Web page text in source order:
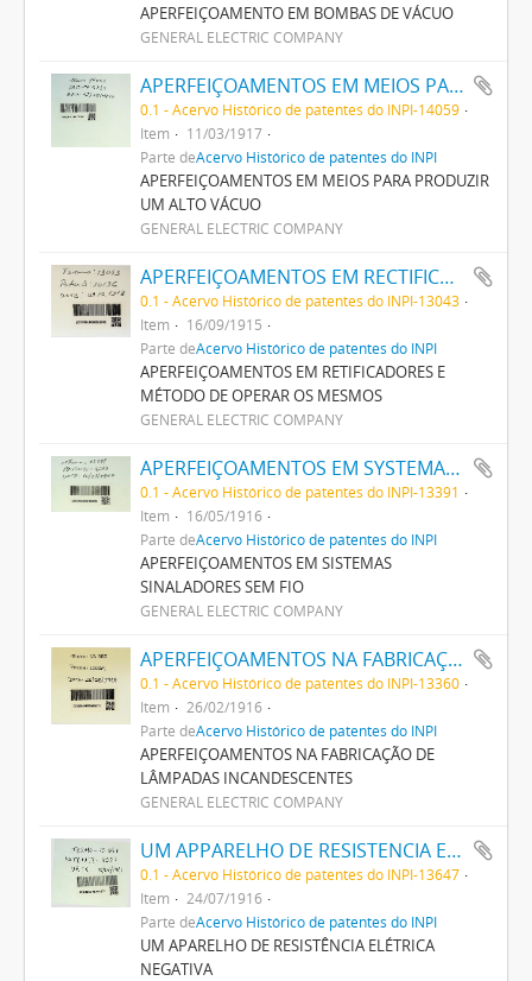
APERFEIÇOAMENTO EM BOMBAS DE VÁCUO
GENERAL ELECTRIC COMPANY
APERFEIÇOAMENTOS EM MEIOS PARA PRODUZIR UM ALTO VACUO
0.1 - Acervo Histórico de patentes do INPI-14059
Item
11/03/1917
Parte deAcervo Histórico de patentes do INPI
APERFEIÇOAMENTOS EM MEIOS PARA PRODUZIR
UM ALTO VÁCUO
GENERAL ELECTRIC COMPANY
APERFEIÇOAMENTOS EM RECTIFICADORES E METHODO DE OPERAR OS MESMOS
0.1 - Acervo Histórico de patentes do INPI-13043
Item
16/09/1915
Parte deAcervo Histórico de patentes do INPI
APERFEIÇOAMENTOS EM RETIFICADORES E
MÉTODO DE OPERAR OS MESMOS
GENERAL ELECTRIC COMPANY
APERFEIÇOAMENTOS EM SYSTEMAS SIGNALADORES SEM FIO
0.1 - Acervo Histórico de patentes do INPI-13391
Item
16/05/1916
Parte deAcervo Histórico de patentes do INPI
APERFEIÇOAMENTOS EM SISTEMAS
SINALADORES SEM FIO
GENERAL ELECTRIC COMPANY
APERFEIÇOAMENTOS NA FABRICAÇÃO DE LAMPADAS INCANDESCENTES
0.1 - Acervo Histórico de patentes do INPI-13360
Item
26/02/1916
Parte deAcervo Histórico de patentes do INPI
APERFEIÇOAMENTOS NA FABRICAÇÃO DE
LÂMPADAS INCANDESCENTES
GENERAL ELECTRIC COMPANY
UM APPARELHO DE RESISTENCIA ELECTRICA NEGATIVA
0.1 - Acervo Histórico de patentes do INPI-13647
Item
24/07/1916
Parte deAcervo Histórico de patentes do INPI
UM APARELHO DE RESISTÊNCIA ELÉTRICA
NEGATIVA